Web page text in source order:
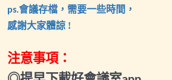
2026.03.06(五)小班輔導會議1
2026.04.03(五)小班輔導會議1
ps.會議存檔，需要一些時間，
感謝大家體諒 !
注意事項：